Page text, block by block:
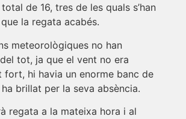
de 16, tres de les quals s’han
la regata acabés.
meteorològiques no han
tot, ja que el vent no era
fort, hi havia un enorme banc de
brillat per la seva absència.
regata a la mateixa hora i al